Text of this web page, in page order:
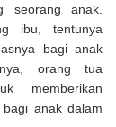
seorang anak.
ibu, tentunya
bagi anak
orang tua
memberikan
anak dalam